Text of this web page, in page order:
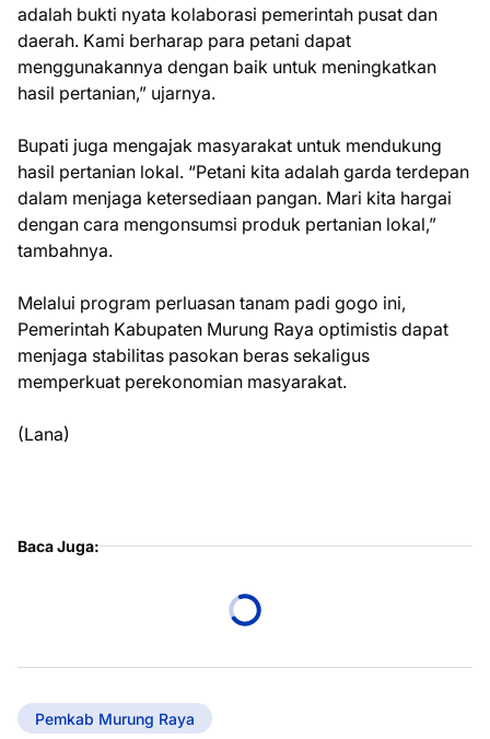
adalah bukti nyata kolaborasi pemerintah pusat dan
daerah. Kami berharap para petani dapat
menggunakannya dengan baik untuk meningkatkan
hasil pertanian,” ujarnya.
Bupati juga mengajak masyarakat untuk mendukung
hasil pertanian lokal. “Petani kita adalah garda terdepan
dalam menjaga ketersediaan pangan. Mari kita hargai
dengan cara mengonsumsi produk pertanian lokal,”
tambahnya.
Melalui program perluasan tanam padi gogo ini,
Pemerintah Kabupaten Murung Raya optimistis dapat
menjaga stabilitas pasokan beras sekaligus
memperkuat perekonomian masyarakat.
(Lana)
Baca Juga:
Pemkab Murung Raya